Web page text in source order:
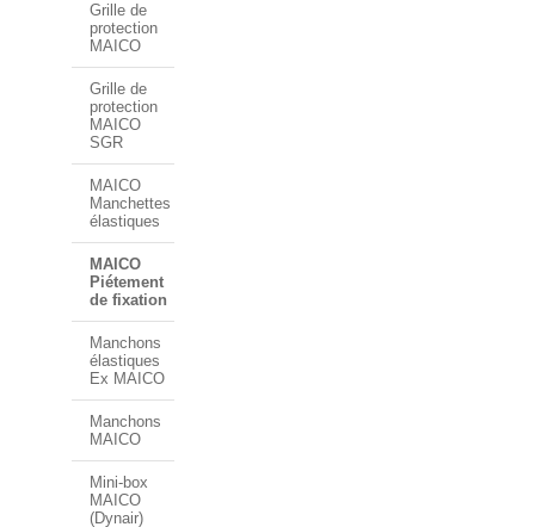
Grille de
protection
MAICO
Grille de
protection
MAICO
SGR
MAICO
Manchettes
élastiques
MAICO
Piétement
de fixation
Manchons
élastiques
Ex MAICO
Manchons
MAICO
Mini-box
MAICO
(Dynair)